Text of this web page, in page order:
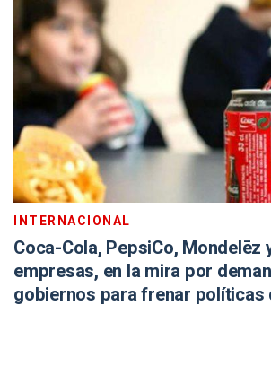
INTERNACIONAL
Coca-Cola, PepsiCo, Mondelēz
empresas, en la mira por
gobiernos para frenar políticas